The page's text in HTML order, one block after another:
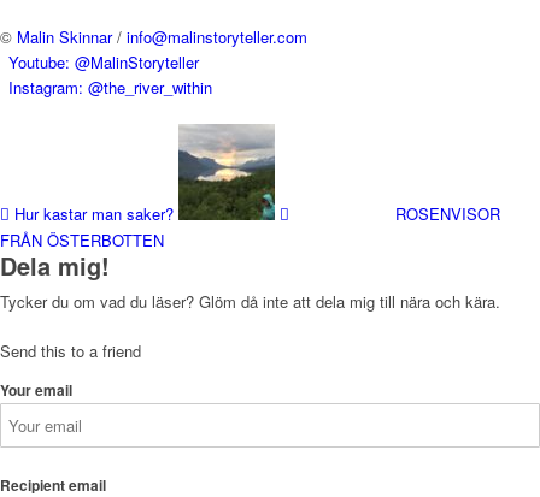
© Malin Skinnar/ info@malinstoryteller.com
Youtube: @MalinStoryteller
Instagram: @the_river_within
Hur kastar man saker?
ROSENVISOR
FRÅN ÖSTERBOTTEN
Dela mig!
Tycker du om vad du läser? Glöm då inte att dela mig till nära och kära.
Send this to a friend
Your email
Recipient email